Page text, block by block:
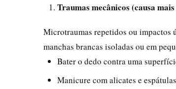
Traumas mecânicos (causa
Microtraumas repetidos ou impactos
manchas brancas isoladas ou em
Bater o dedo contra uma
Manicure com alicates e